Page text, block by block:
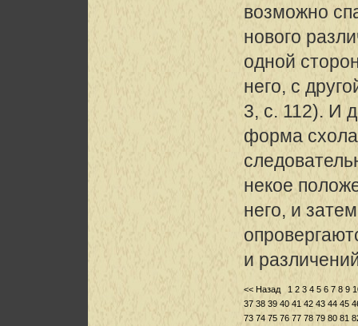
возможно
нового
одной
него, с
3, с. 112). И
форма
некое
него, и
и
<< Назад 1 2 3 4 5 6 7 8 9
37 38 39 40 41 42 43 44 45
73 74 75 76 77 78 79 80 81